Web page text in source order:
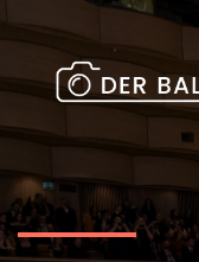
springen